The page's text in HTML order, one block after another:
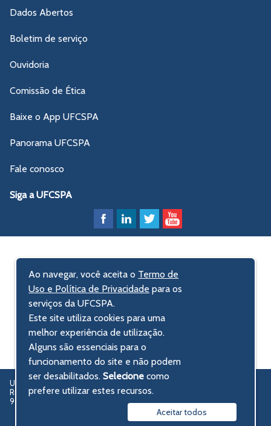
Dados Abertos
Boletim de serviço
Ouvidoria
Comissão de Ética
Baixe o App UFCSPA
Panorama UFCSPA
Fale conosco
Siga a UFCSPA
UFCSPA – Universidade Federal de Ciências da Saúde de Porto Alegre
Rua Sarmento Leite, 245 - Centro Histórico
90050-170 Porto Alegre, RS, Brasil
Ao navegar, você aceita o Termo de
Uso e Política de Privacidade para os
serviços da UFCSPA.
Este site utiliza cookies para uma
melhor experiência de utilização.
Alguns são essenciais para o
funcionamento do site e não podem
ser desabilitados.Selecionecomo
prefere utilizar estes recursos.
Aceitar todos